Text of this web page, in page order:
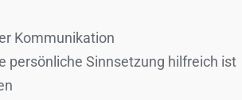
Kommunikation
persönliche Sinnsetzung hilfreich ist